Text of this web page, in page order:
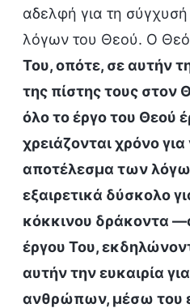
αδελφή για τη σύγχυσή
λόγων του Θεού. Ο
Του, οπότε, σε αυτήν
της πίστης τους στον
όλο το έργο του Θεού
χρειάζονται χρόνο
αποτέλεσμα των
εξαιρετικά δύσκολο
κόκκινου δράκοντα
έργου Του,
αυτήν την ευκαιρία
ανθρώπων, μέσω του